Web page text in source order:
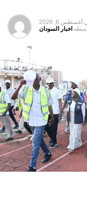
الجوار، والعمل
الأمن القومي وحماية
هاشتاق ذات صله :
لمحطتي بيت
عبد الرحيم
الإعلام
أغسطس 6, 2026
اخبار السودان